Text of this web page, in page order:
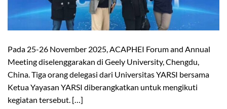
Pada 25-26 November 2025, ACAPHEI Forum and Annual
Meeting diselenggarakan di Geely University, Chengdu,
China. Tiga orang delegasi dari Universitas YARSI bersama
Ketua Yayasan YARSI diberangkatkan untuk mengikuti
kegiatan tersebut. […]